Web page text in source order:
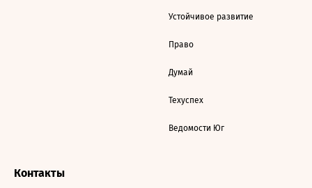
Устойчивое развитие
Право
Думай
Техуспех
Ведомости Юг
Контакты